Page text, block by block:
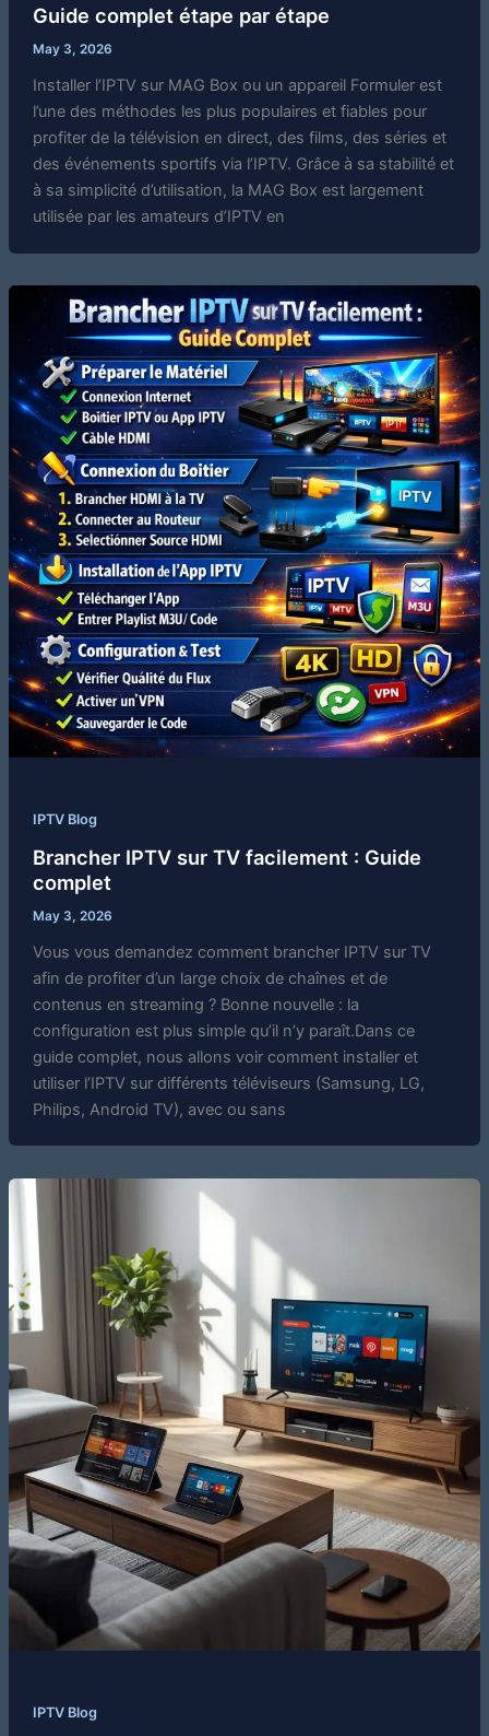
Guide complet étape par étape
May 3, 2026
Installer l’IPTV sur MAG Box ou un appareil Formuler est
l’une des méthodes les plus populaires et fiables pour
profiter de la télévision en direct, des films, des séries et
des événements sportifs via l’IPTV. Grâce à sa stabilité et
à sa simplicité d’utilisation, la MAG Box est largement
utilisée par les amateurs d’IPTV en
IPTV Blog
Brancher IPTV sur TV facilement : Guide
complet
May 3, 2026
Vous vous demandez comment brancher IPTV sur TV
afin de profiter d’un large choix de chaînes et de
contenus en streaming ? Bonne nouvelle : la
configuration est plus simple qu’il n’y paraît.Dans ce
guide complet, nous allons voir comment installer et
utiliser l’IPTV sur différents téléviseurs (Samsung, LG,
Philips, Android TV), avec ou sans
IPTV Blog